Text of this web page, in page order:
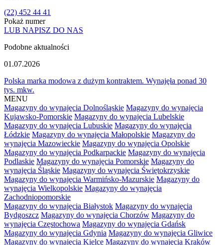
(22) 452 44 41
Pokaż numer
LUB NAPISZ DO NAS
Podobne aktualności
01.07.2026
Polska marka modowa z dużym kontraktem. Wynajęła ponad 30
tys. mkw.
MENU
Magazyny do wynajęcia Dolnośląskie Magazyny do wynajęcia
Kujawsko-Pomorskie Magazyny do wynajęcia Lubelskie
Magazyny do wynajęcia Lubuskie Magazyny do wynajęcia
Łódzkie Magazyny do wynajęcia Małopolskie Magazyny do
wynajęcia Mazowieckie Magazyny do wynajęcia Opolskie
Magazyny do wynajęcia Podkarpackie Magazyny do wynajęcia
Podlaskie Magazyny do wynajęcia Pomorskie Magazyny do
wynajęcia Śląskie Magazyny do wynajęcia Świętokrzyskie
Magazyny do wynajęcia Warmińsko-Mazurskie Magazyny do
wynajęcia Wielkopolskie Magazyny do wynajęcia
Zachodniopomorskie
Magazyny do wynajęcia Białystok Magazyny do wynajęcia
Bydgoszcz Magazyny do wynajęcia Chorzów Magazyny do
wynajęcia Częstochowa Magazyny do wynajęcia Gdańsk
Magazyny do wynajęcia Gdynia Magazyny do wynajęcia Gliwice
Magazyny do wynajęcia Kielce Magazyny do wynajęcia Kraków